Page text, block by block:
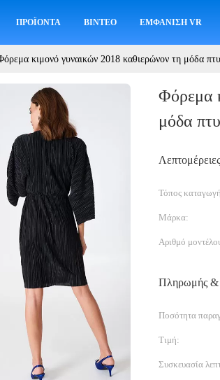
ΠΡΟΪΌΝΤΑ ΒΊΝΤΕΟ ΕΜΦΆΝΙΣΗ VR
κιμονό γυναικών 2018 καθιερώνον τη μόδα
Φόρεμα
μόδα
Τόπος
Μάρκα:
Αριθμό
Πληρωμής &
Ποσότητα
Τιμή:
Συσκευασία